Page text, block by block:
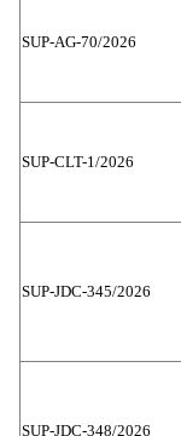
SUP-AG-70/2026
SUP-CLT-1/2026
SUP-JDC-345/2026
SUP-JDC-348/2026